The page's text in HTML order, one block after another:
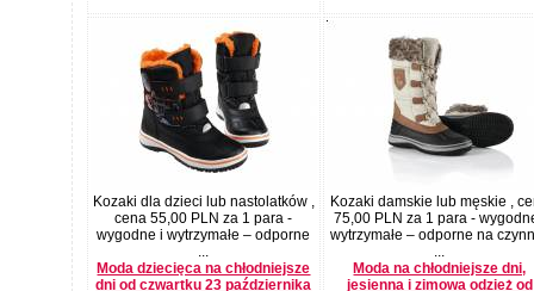
Kozaki dla dzieci lub nastolatków ,
cena 55,00 PLN za 1 para -
wygodne i wytrzymałe – odporne
Moda dziecięca na chłodniejsze
dni od czwartku 23 października
Kozaki damskie lub męskie ,
75,00 PLN za 1 para -
wytrzymałe – odporne na
Moda na chłodniejsze dni,
jesienna i zimowa odzież od